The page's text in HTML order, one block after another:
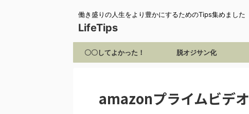
働き盛りの人生をより豊かにするためのTips集めました
LifeTips
〇〇してよかった！ 脱オジサン化
amazonプライムビデオ